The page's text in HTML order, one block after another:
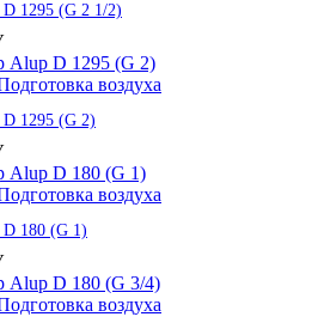
1295 (G 2 1/2)
воздуха
1295 (G 2)
воздуха
180 (G 1)
воздуха